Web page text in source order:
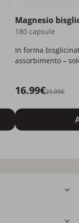
Magnesio
180 capsule
In forma
assorbimento –
16.99€21.99€